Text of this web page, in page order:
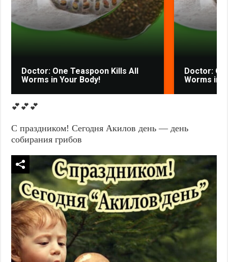
Doctor: One Teaspoon Kills All
Worms in Your Body!
Doctor:
Worms in
💕💕💕
С праздником! Сегодня Акилов день — день
собирания грибов